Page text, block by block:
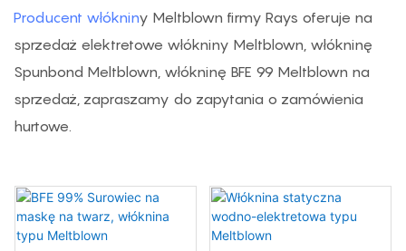
Producent włókniny Meltblown firmy Rays oferuje na
sprzedaż elektretowe włókniny Meltblown, włókninę
Spunbond Meltblown, włókninę BFE 99 Meltblown na
sprzedaż, zapraszamy do zapytania o zamówienia
hurtowe.